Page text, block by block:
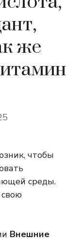
же
чтобы
среды.
Внешние